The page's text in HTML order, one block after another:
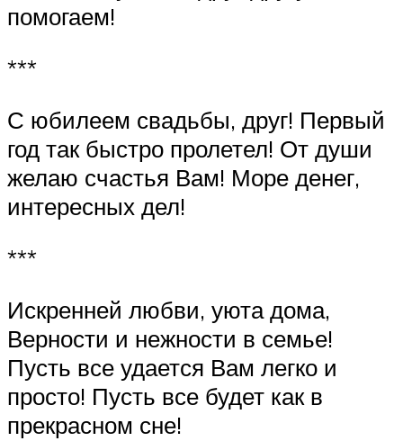
помогаем!
***
С юбилеем свадьбы, друг! Первый
год так быстро пролетел! От души
желаю счастья Вам! Море денег,
интересных дел!
***
Искренней любви, уюта дома,
Верности и нежности в семье!
Пусть все удается Вам легко и
просто! Пусть все будет как в
прекрасном сне!